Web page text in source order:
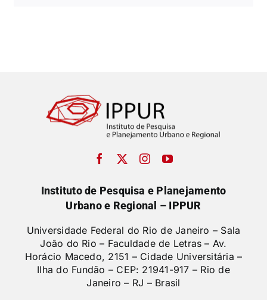
Instituto de Pesquisa e Planejamento
Urbano e Regional – IPPUR
Universidade Federal do Rio de Janeiro – Sala
João do Rio – Faculdade de Letras – Av.
Horácio Macedo, 2151 – Cidade Universitária –
Ilha do Fundão – CEP: 21941-917 – Rio de
Janeiro – RJ – Brasil